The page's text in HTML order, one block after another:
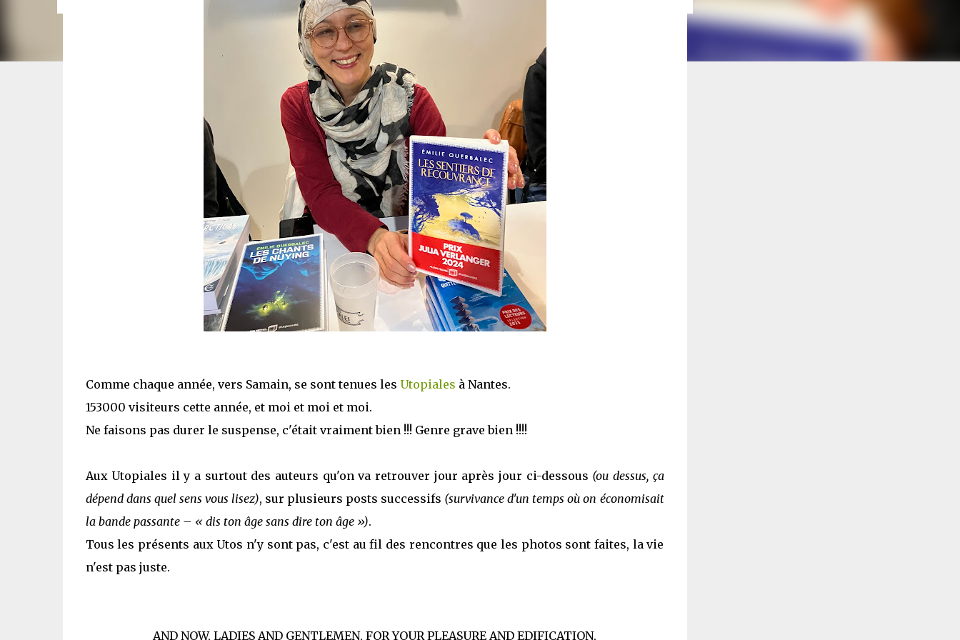
Comme chaque année, vers Samain, se sont tenues les Utopiales à Nantes.
153000 visiteurs cette année, et moi et moi et moi.
Ne faisons pas durer le suspense, c'était vraiment bien !!! Genre grave bien !!!!
Aux Utopiales il y a surtout des auteurs qu'on va retrouver jour après jour ci-dessous (ou dessus, ça
dépend dans quel sens vous lisez), sur plusieurs posts successifs (survivance d'un temps où on économisait
la bande passante – « dis ton âge sans dire ton âge »).
Tous les présents aux Utos n'y sont pas, c'est au fil des rencontres que les photos sont faites, la vie
n'est pas juste.
AND NOW, LADIES AND GENTLEMEN, FOR YOUR PLEASURE AND EDIFICATION,